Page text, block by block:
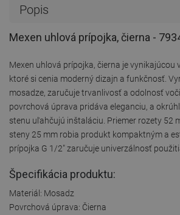
Popis
Mexen uhlová prípojka, čierna -
Mexen uhlová prípojka, čierna je vynikajúcou
ktoré si cenia moderný dizajn a funkčnosť.
mosadze, zaručuje trvanlivosť a odolnosť
povrchová úprava pridáva eleganciu, a
stenu uľahčujú inštaláciu. Priemer rozety 52
steny 25 mm robia produkt kompaktným a
prípojka G 1/2" zaručuje univerzálnosť
Špecifikácia produktu:
Materiál: Mosadz
Povrchová úprava: Čierna